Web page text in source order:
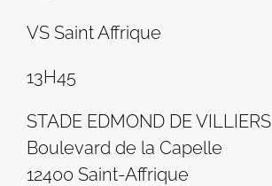
VS Saint Affrique
13H45
STADE EDMOND DE VILLIERS
Boulevard de la Capelle
12400 Saint-Affrique